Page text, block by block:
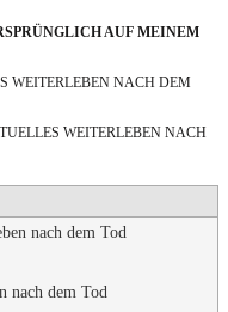
AUF MEINEM
WEITERLEBEN NACH DEM
WEITERLEBEN NACH
nach dem Tod